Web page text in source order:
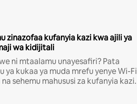
zinazofaa kufanyia kazi kwa ajili ya
wa kidijitali
ni mtaalamu unayesafiri? Pata
ya kukaa ya muda mrefu yenye Wi-Fi
na sehemu mahususi za kufanyia kazi.